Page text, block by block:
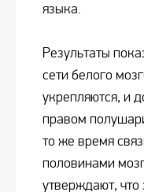
языка.
Результаты
сети белого
укрепляются, и
правом
то же время
половинами
утверждают, что